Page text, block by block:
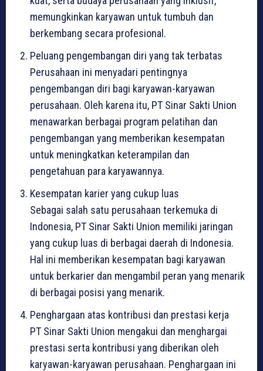
memungkinkan karyawan untuk tumbuh dan
berkembang secara profesional.
Peluang pengembangan diri yang tak terbatas
Perusahaan ini menyadari pentingnya
pengembangan diri bagi karyawan-karyawan
perusahaan. Oleh karena itu, PT Sinar Sakti Union
menawarkan berbagai program pelatihan dan
pengembangan yang memberikan kesempatan
untuk meningkatkan keterampilan dan
pengetahuan para karyawannya.
Kesempatan karier yang cukup luas
Sebagai salah satu perusahaan terkemuka di
Indonesia, PT Sinar Sakti Union memiliki jaringan
yang cukup luas di berbagai daerah di Indonesia.
Hal ini memberikan kesempatan bagi karyawan
untuk berkarier dan mengambil peran yang menarik
di berbagai posisi yang menarik.
Penghargaan atas kontribusi dan prestasi kerja
PT Sinar Sakti Union mengakui dan menghargai
prestasi serta kontribusi yang diberikan oleh
karyawan-karyawan perusahaan. Penghargaan ini